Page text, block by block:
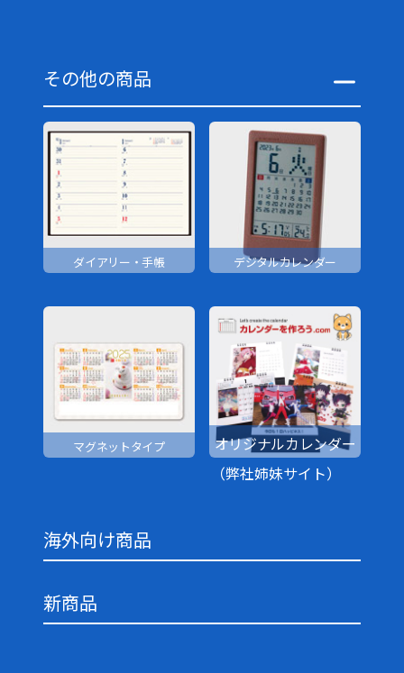
その他の商品
ダイアリー・手帳 デジタルカレンダー
マグネットタイプ
オリジナルカレンダー
（弊社姉妹サイト）
海外向け商品
新商品